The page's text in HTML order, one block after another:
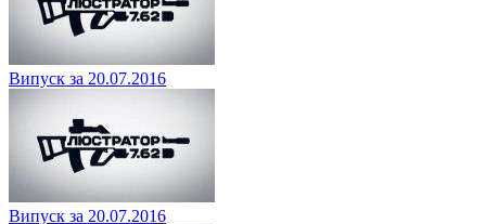
Випуск за 20.07.2016
Випуск за 20.07.2016